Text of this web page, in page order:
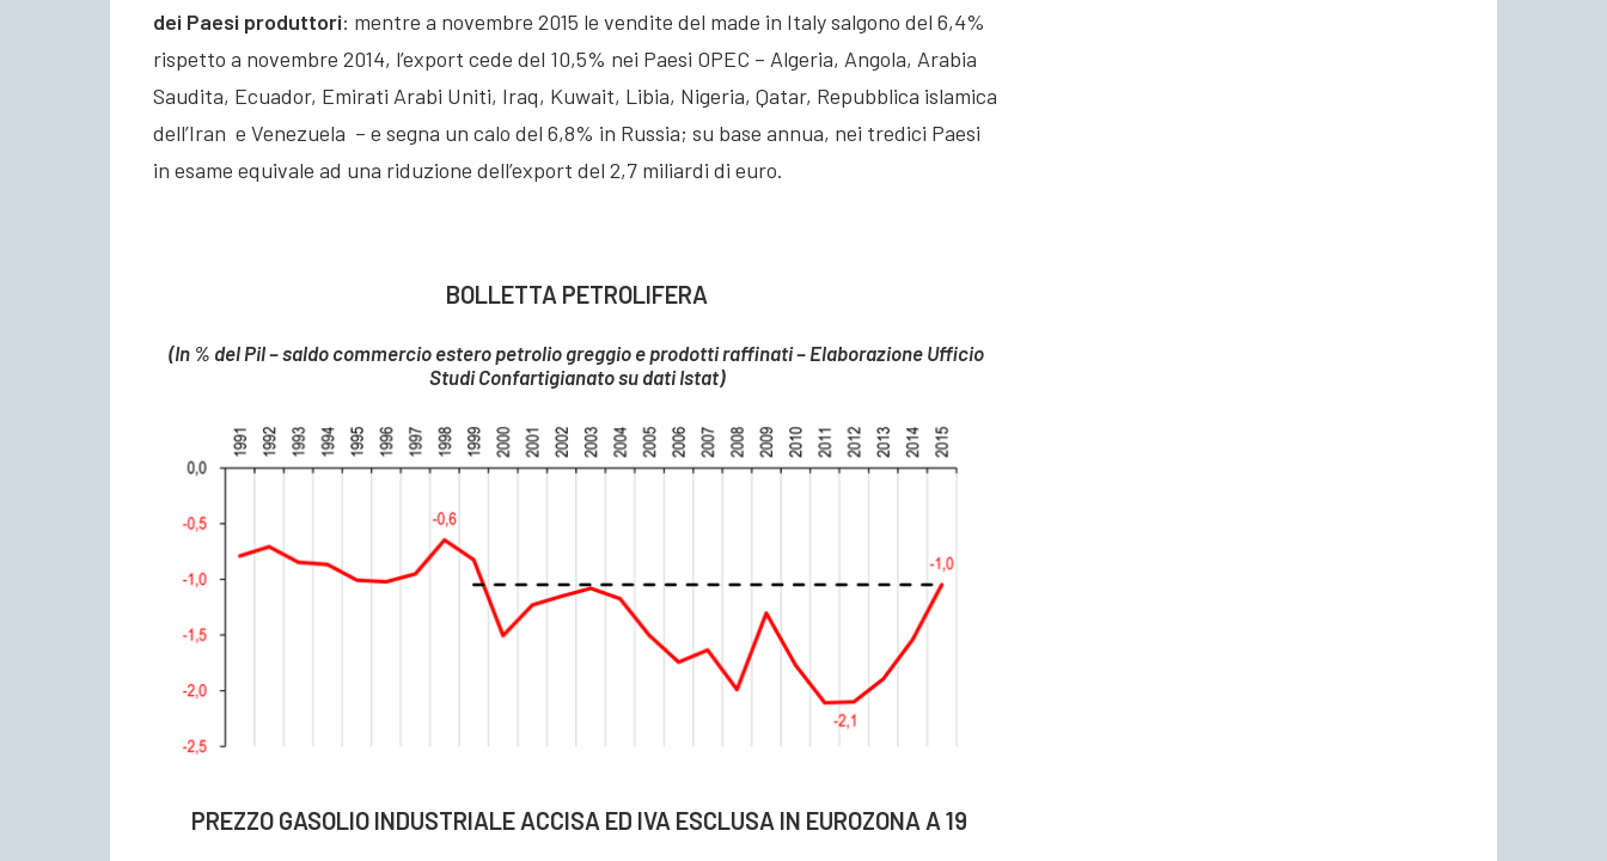
dei Paesi produttori: mentre a novembre 2015 le vendite del made in Italy salgono del 6,4%
rispetto a novembre 2014, l’export cede del 10,5% nei Paesi OPEC – Algeria, Angola, Arabia
Saudita, Ecuador, Emirati Arabi Uniti, Iraq, Kuwait, Libia, Nigeria, Qatar, Repubblica islamica
dell’Iran e Venezuela – e segna un calo del 6,8% in Russia; su base annua, nei tredici Paesi
in esame equivale ad una riduzione dell’export del 2,7 miliardi di euro.
BOLLETTA PETROLIFERA
(In % del Pil – saldo commercio estero petrolio greggio e prodotti raffinati – Elaborazione Ufficio
Studi Confartigianato su dati Istat)
PREZZO GASOLIO INDUSTRIALE ACCISA ED IVA ESCLUSA IN EUROZONA A 19